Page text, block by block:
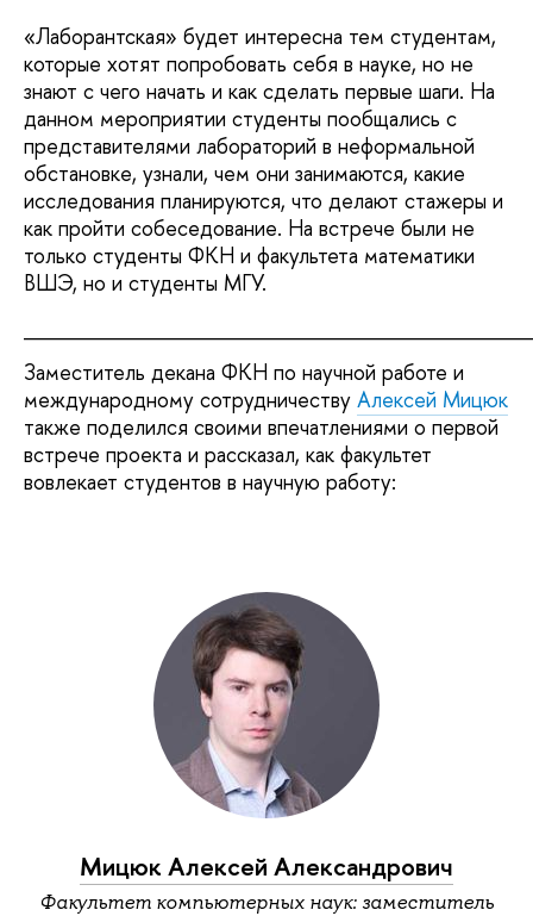
«Лаборантская» будет интересна тем студентам,
которые хотят попробовать себя в науке, но не
знают с чего начать и как сделать первые шаги. На
данном мероприятии студенты пообщались с
представителями лабораторий в неформальной
обстановке, узнали, чем они занимаются, какие
исследования планируются, что делают стажеры и
как пройти собеседование. На встрече были не
только студенты ФКН и факультета математики
ВШЭ, но и студенты МГУ.
Заместитель декана ФКН по научной работе и
международному сотрудничеству Алексей Мицюк
также поделился своими впечатлениями о первой
встрече проекта и рассказал, как факультет
вовлекает студентов в научную работу:
Мицюк Алексей Александрович
Факультет компьютерных наук: заместитель